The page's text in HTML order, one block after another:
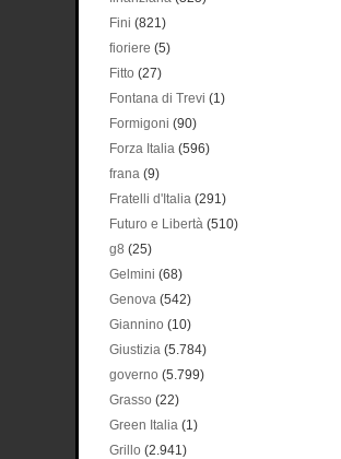
Fini (821)
fioriere (5)
Fitto (27)
Fontana di Trevi (1)
Formigoni (90)
Forza Italia (596)
frana (9)
Fratelli d'Italia (291)
Futuro e Libertà (510)
g8 (25)
Gelmini (68)
Genova (542)
Giannino (10)
Giustizia (5.784)
governo (5.799)
Grasso (22)
Green Italia (1)
Grillo (2.941)